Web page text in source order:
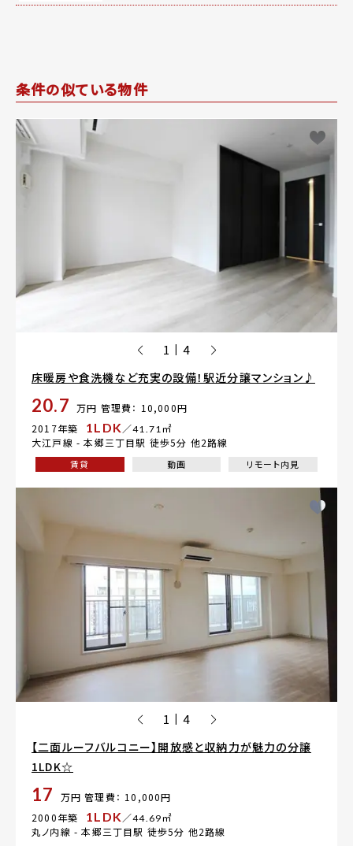
条件の似ている物件
1 | 4
床暖房や食洗機など充実の設備！駅近分譲マンション♪
20.7 万円 管理費： 10,000円
2017年築
1LDK／41.71㎡
大江戸線 -本郷三丁目駅 徒歩5分 他2路線
賃貸 動画 リモート内見
1 | 4
【二面ルーフバルコニー】開放感と収納力が魅力の分譲
1LDK☆
17 万円 管理費： 10,000円
2000年築
1LDK／44.69㎡
丸ノ内線 -本郷三丁目駅 徒歩5分 他2路線